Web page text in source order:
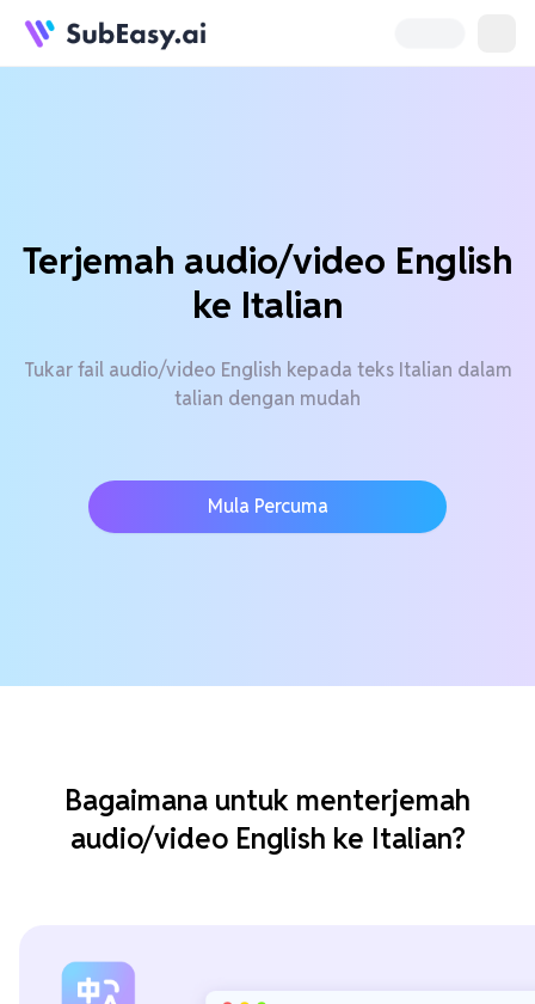
Terjemah audio/video English
ke Italian
Tukar fail audio/video English kepada teks Italian dalam
talian dengan mudah
Mula Percuma
Bagaimana untuk menterjemah
audio/video English ke Italian?